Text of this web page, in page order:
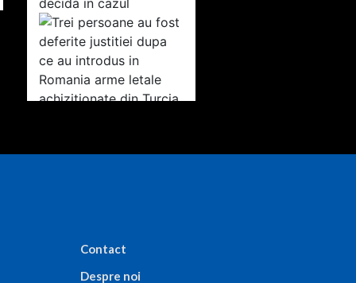
Contact
Despre noi